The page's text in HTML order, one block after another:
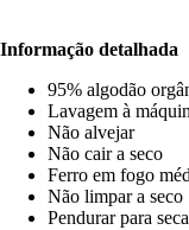
Informação detalhada
95% algodão
Lavagem à
Não alvejar
Não cair a seco
Ferro em fogo
Não limpar a seco
Pendurar para